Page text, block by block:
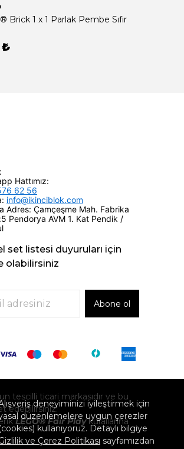
deneyiminizi iyileştirmek için
düzenlemelere uygun çerezler
(cookies) kullanıyoruz. Detaylı bilgiye
ve Çerez Politikası sayfamızdan
Brick 1 x 1 Parlak Pembe Sıfır
₺
Hattımız:
62 56
info@ikinciblok.com
Adres: Çamçeşme Mah. Fabrika
Pendorya AVM 1. Kat Pendik /
set listesi duyuruları için
olabilirsiniz
Abone ol
tescilli ticari markasıdır ve bu
edebilirsiniz.
LEGO® Fair Playkurallarına